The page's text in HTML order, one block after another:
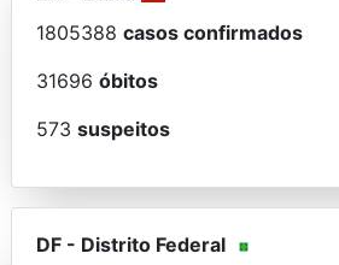
1805388 casos confirmados
31696 óbitos
573 suspeitos
DF - Distrito Federal